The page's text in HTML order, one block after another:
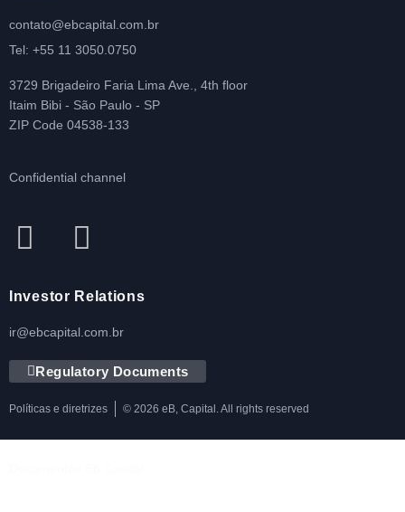
contato@ebcapital.com.br
Tel: +55 11 3050.0750
3729 Brigadeiro Faria Lima Ave., 4th floor
Itaim Bibi - São Paulo - SP
ZIP Code 04538-133
Confidential channel
Investor Relations
ir@ebcapital.com.br
Regulatory Documents
Políticas e diretrizes © 2026 eB, Capital. All rights reserved